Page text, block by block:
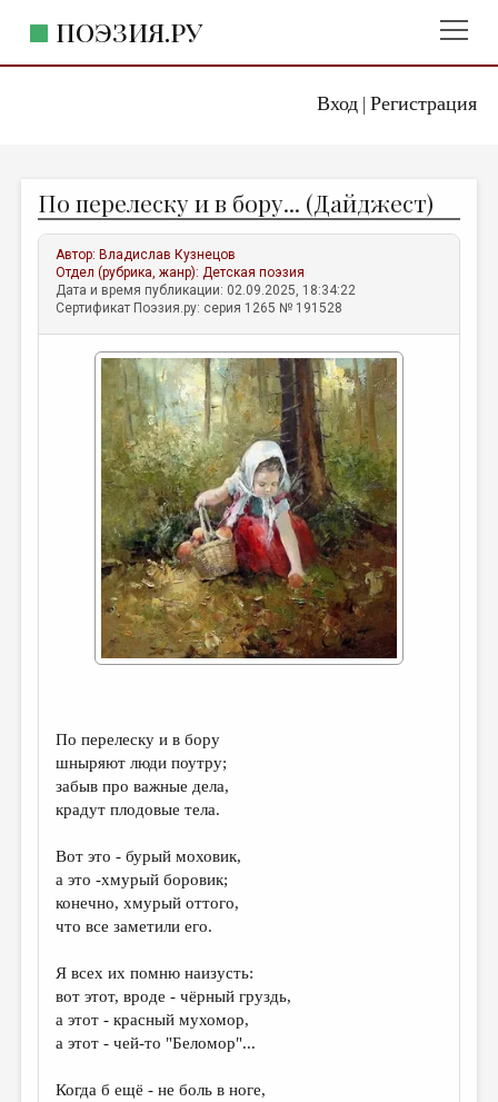
Вход| Регистрация
ПОЭЗИЯ.РУ
ЖАНРЫ
АВТОРЫ
КОММЕНТАРИИ
ЛИТСАЛОН
ПРАВИЛА САЙТА
ОТДЕЛЫ И РУБРИКИ
ИЗБРАННОЕ
ДАЙДЖЕСТ
ПРОИЗВЕДЕНИЯ
ПЕРЕВОДЫ
КОНКУРСЫ
ОБЗОР ЛИТЕРАТУРЫ
СТРАНИЦЫ ПАМЯТИ
КОЛОНКА РЕДАКТОРА
РЕДКОЛЛЕГИЯ
ОТ РЕДАКЦИИ
МАЛАЯ ПРОЗА
ЭССЕИСТИКА
ЛИТЕРАТУРОВЕДЕНИЕ
По перелеску и в бору... (Дайджест)
Автор: Владислав Кузнецов
Отдел (рубрика, жанр):Детская поэзия
Дата и время публикации: 02.09.2025, 18:34:22
Сертификат Поэзия.ру: серия 1265 № 191528
По перелеску и в бору
шныряют люди поутру;
забыв про важные дела,
крадут плодовые тела.
Вот это - бурый моховик,
а это -хмурый боровик;
конечно, хмурый оттого,
что все заметили его.
Я всех их помню наизусть:
вот этот, вроде - чёрный груздь,
а этот - красный мухомор,
а этот - чей-то "Беломор"...
Когда б ещё - не боль в ноге,